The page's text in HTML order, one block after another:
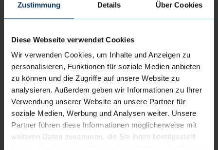
Zustimmung Details Über Cookies
Diese Webseite verwendet Cookies
Wir verwenden Cookies, um Inhalte und Anzeigen zu
personalisieren, Funktionen für soziale Medien anbieten
zu können und die Zugriffe auf unsere Website zu
analysieren. Außerdem geben wir Informationen zu Ihrer
Verwendung unserer Website an unsere Partner für
soziale Medien, Werbung und Analysen weiter. Unsere
Partner führen diese Informationen möglicherweise mit
weiteren Daten zusammen, die Sie ihnen bereitgestellt
tickets.dieeisbaeren.de
oder im Ticketcenter der
Eisbären Bremerhaven.
Der Kader der Eisbären Bremerhaven 2024/25:
Elijah Miller (0), Jake Biss (3), Jordan Samare (4), Nils
Schmitz (5), Carlos Carter (6), Adrian Breitlauch (7),
Peter Hemschemeier (8), Zharon Richmond (12),
Daniel Norl (13), Till Isemann (21), Hendrik Warner
(31), Anzac Rissetto (77)
Das ist Zharon Richmond: